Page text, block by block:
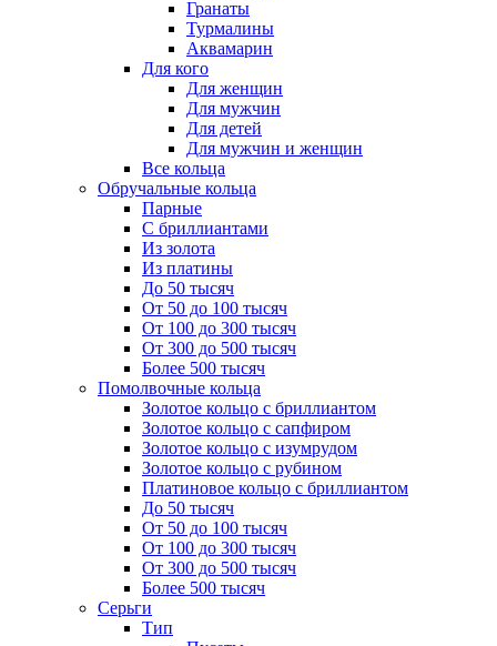
Гранаты
Турмалины
Аквамарин
Для кого
Для женщин
Для мужчин
Для детей
Для мужчин и женщин
Все кольца
Обручальные кольца
Парные
С бриллиантами
Из золота
Из платины
До 50 тысяч
От 50 до 100 тысяч
От 100 до 300 тысяч
От 300 до 500 тысяч
Более 500 тысяч
Помолвочные кольца
Золотое кольцо с бриллиантом
Золотое кольцо с сапфиром
Золотое кольцо с изумрудом
Золотое кольцо с рубином
Платиновое кольцо с бриллиантом
До 50 тысяч
От 50 до 100 тысяч
От 100 до 300 тысяч
От 300 до 500 тысяч
Более 500 тысяч
Серьги
Тип